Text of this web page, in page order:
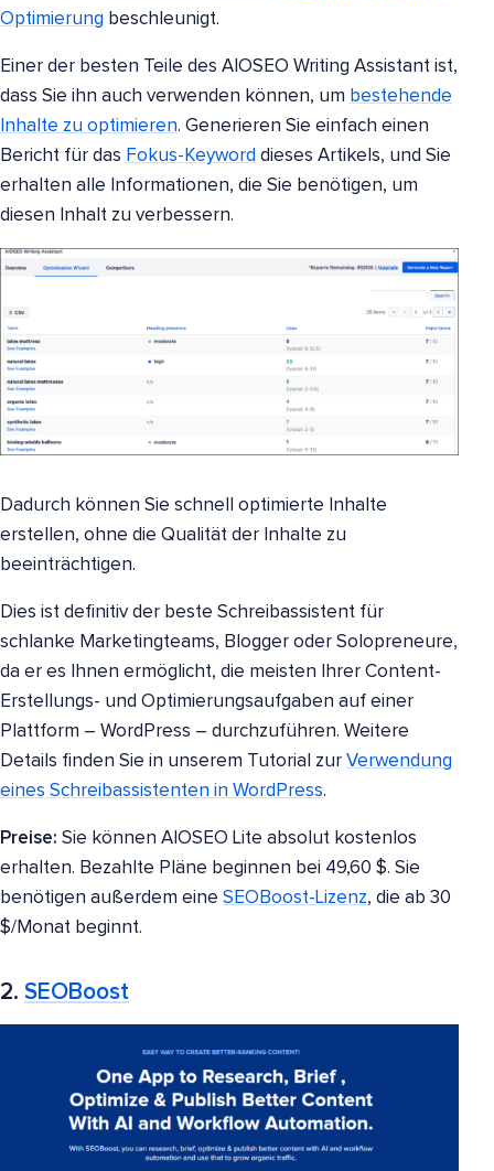
Optimierung beschleunigt.
Einer der besten Teile des AIOSEO Writing Assistant ist,
dass Sie ihn auch verwenden können, um bestehende
Inhalte zu optimieren. Generieren Sie einfach einen
Bericht für das Fokus-Keyword dieses Artikels, und Sie
erhalten alle Informationen, die Sie benötigen, um
diesen Inhalt zu verbessern.
Dadurch können Sie schnell optimierte Inhalte
erstellen, ohne die Qualität der Inhalte zu
beeinträchtigen.
Dies ist definitiv der beste Schreibassistent für
schlanke Marketingteams, Blogger oder Solopreneure,
da er es Ihnen ermöglicht, die meisten Ihrer Content-
Erstellungs- und Optimierungsaufgaben auf einer
Plattform – WordPress – durchzuführen. Weitere
Details finden Sie in unserem Tutorial zur Verwendung
eines Schreibassistenten in WordPress.
Preise: Sie können AIOSEO Lite absolut kostenlos
erhalten. Bezahlte Pläne beginnen bei 49,60 $. Sie
benötigen außerdem eine SEOBoost-Lizenz, die ab 30
$/Monat beginnt.
2. SEOBoost